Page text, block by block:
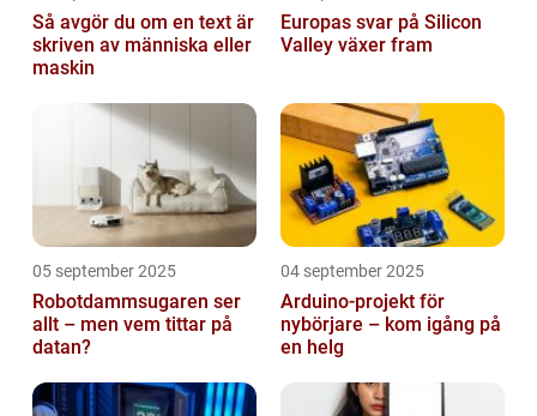
Så avgör du om en text är
skriven av människa eller
maskin
Europas svar på Silicon
Valley växer fram
05 september 2025
Robotdammsugaren ser
allt – men vem tittar på
datan?
04 september 2025
Arduino-projekt för
nybörjare – kom igång på
en helg